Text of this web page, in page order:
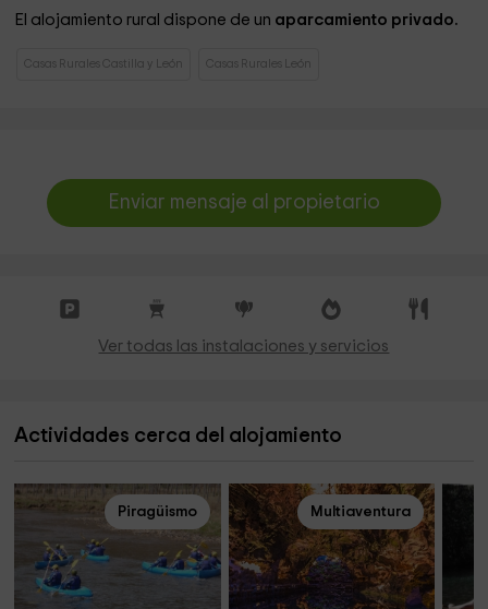
El alojamiento rural dispone de un aparcamiento privado.
Casas Rurales Castilla y León Casas Rurales León
Enviar mensaje al propietario
Ver todas las instalaciones y servicios
Actividades cerca del alojamiento
Piragüismo Multiaventura